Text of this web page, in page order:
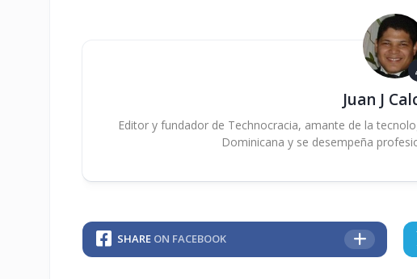
Juan J
Editor y fundador de Technocracia, amante de la
Dominicana y se desempeña
SHARE ON FACEBOOK